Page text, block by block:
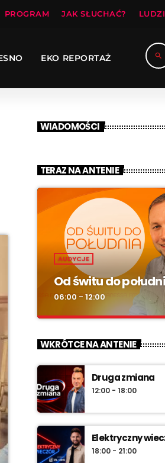
PROGRAM JAK SŁUCHAĆ?
EKO REPORTAŻ search
WIADOMOŚCI
TERAZ NA ANTENIE
AUDYCJE
Od świtu do
06:00 - 12:00
Od świtu do
„Od świtu do południa” –
Radia Vanessa od
godz. 6:00–12:00. Jakub
wydarzeń i najlepszą muzykę,
towarzyszy od pierwszych
południa.
WKRÓTCE NA ANTENIE
Druga zmiana
12:00 - 18:00
Elektryczny
18:00 - 21:00